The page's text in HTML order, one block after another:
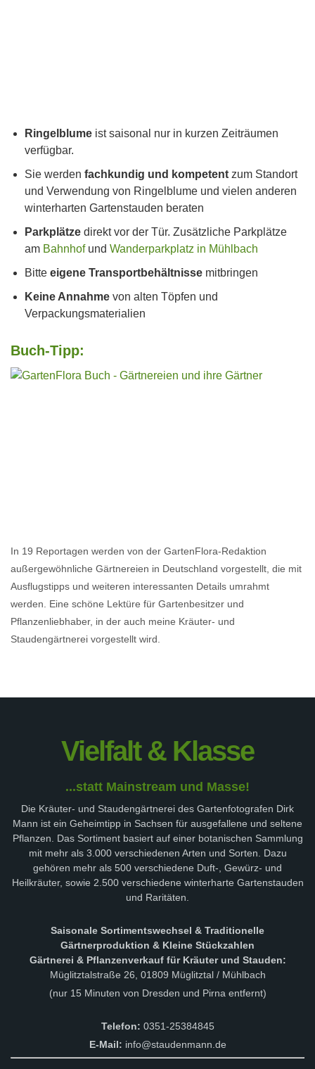
Ringelblume ist saisonal nur in kurzen Zeiträumen
verfügbar.
Sie werden fachkundig und kompetent zum Standort
und Verwendung von Ringelblume und vielen anderen
winterharten Gartenstauden beraten
Parkplätze direkt vor der Tür. Zusätzliche Parkplätze
am Bahnhofund Wanderparkplatz in Mühlbach
Bitte eigene Transportbehältnisse mitbringen
Keine Annahme von alten Töpfen und
Verpackungsmaterialien
Buch-Tipp:
In 19 Reportagen werden von der GartenFlora-Redaktion
außergewöhnliche Gärtnereien in Deutschland vorgestellt, die mit
Ausflugstipps und weiteren interessanten Details umrahmt
werden. Eine schöne Lektüre für Gartenbesitzer und
Pflanzenliebhaber, in der auch meine Kräuter- und
Staudengärtnerei vorgestellt wird.
Vielfalt & Klasse
...statt Mainstream und Masse!
Die Kräuter- und Staudengärtnerei des Gartenfotografen Dirk
Mann ist ein Geheimtipp in Sachsen für ausgefallene und seltene
Pflanzen. Das Sortiment basiert auf einer botanischen Sammlung
mit mehr als 3.000 verschiedenen Arten und Sorten. Dazu
gehören mehr als 500 verschiedene Duft-, Gewürz- und
Heilkräuter, sowie 2.500 verschiedene winterharte Gartenstauden
und Raritäten.
Saisonale Sortimentswechsel & Traditionelle
Gärtnerproduktion & Kleine Stückzahlen
Gärtnerei & Pflanzenverkauf für Kräuter und Stauden:
Müglitztalstraße 26, 01809 Müglitztal / Mühlbach
(nur 15 Minuten von Dresden und Pirna entfernt)
Telefon: 0351-25384845
E-Mail: info@staudenmann.de